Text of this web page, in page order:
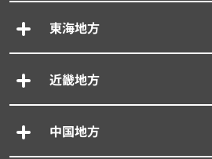
東海地方
近畿地方
中国地方